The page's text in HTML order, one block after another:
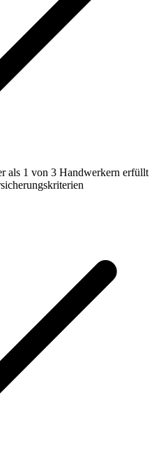
als 1 von 3 Handwerkern erfüllt